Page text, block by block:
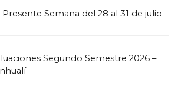
Presente Semana del 28 al 31 de julio
Segundo Semestre 2026 –